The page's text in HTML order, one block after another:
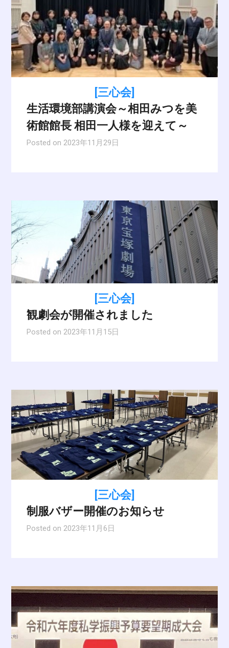
[三心会]
生活環境部講演会～相田みつを美
術館館長 相田一人様を迎えて～
Posted on 2023年11月29日
[三心会]
観劇会が開催されました
Posted on 2023年11月15日
[三心会]
制服バザー開催のお知らせ
Posted on 2023年11月6日